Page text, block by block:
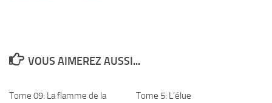
VOUS AIMEREZ AUSSI...
Tome 09: La flamme de la
Tome 5: L’élue